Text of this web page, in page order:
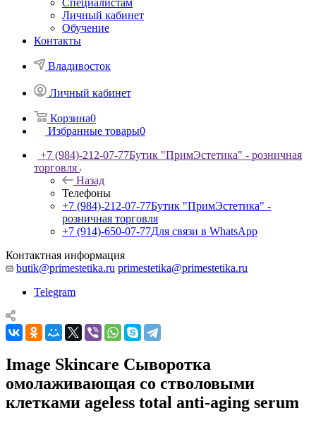
Специалистам
Личный кабинет
Обучение
Контакты
Владивосток
Личный кабинет
Корзина0
Избранные товары0
+7 (984)-212-07-77Бутик "ПримЭстетика" - розничная
торговля
Назад
Телефоны
+7 (984)-212-07-77Бутик "ПримЭстетика" -
розничная торговля
+7 (914)-650-07-77Для связи в WhatsApp
Контактная информация
butik@primestetika.ru primestetika@primestetika.ru
Telegram
Image Skincare Сыворотка
омолаживающая со стволовыми
клетками ageless total anti-aging serum